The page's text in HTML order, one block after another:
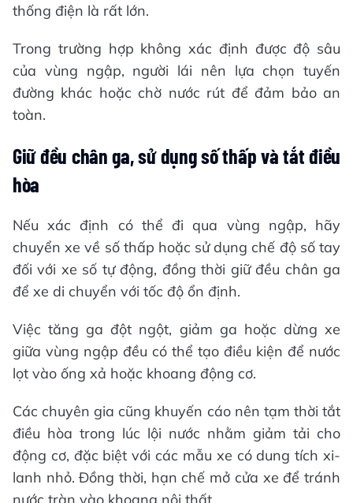
thống điện là rất lớn.
Trong trường hợp không xác định được độ sâu
của vùng ngập, người lái nên lựa chọn tuyến
đường khác hoặc chờ nước rút để đảm bảo an
toàn.
Giữ đều chân ga, sử dụng số thấp và tắt điều
hòa
Nếu xác định có thể đi qua vùng ngập, hãy
chuyển xe về số thấp hoặc sử dụng chế độ số tay
đối với xe số tự động, đồng thời giữ đều chân ga
để xe di chuyển với tốc độ ổn định.
Việc tăng ga đột ngột, giảm ga hoặc dừng xe
giữa vùng ngập đều có thể tạo điều kiện để nước
lọt vào ống xả hoặc khoang động cơ.
Các chuyên gia cũng khuyến cáo nên tạm thời tắt
điều hòa trong lúc lội nước nhằm giảm tải cho
động cơ, đặc biệt với các mẫu xe có dung tích xi-
lanh nhỏ. Đồng thời, hạn chế mở cửa xe để tránh
nước tràn vào khoang nội thất.